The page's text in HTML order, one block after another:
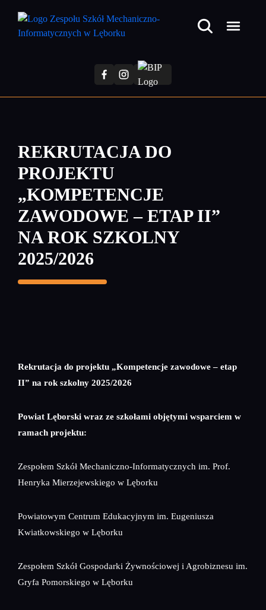
treści
REKRUTACJA DO
PROJEKTU
„KOMPETENCJE
ZAWODOWE – ETAP II”
NA ROK SZKOLNY
2025/2026
Rekrutacja do projektu „Kompetencje zawodowe – etap
II” na rok szkolny 2025/2026
Powiat Lęborski wraz ze szkołami objętymi wsparciem w
ramach projektu:
Zespołem Szkół Mechaniczno-Informatycznych im. Prof.
Henryka Mierzejewskiego w Lęborku
Powiatowym Centrum Edukacyjnym im. Eugeniusza
Kwiatkowskiego w Lęborku
Zespołem Szkół Gospodarki Żywnościowej i Agrobiznesu im.
Gryfa Pomorskiego w Lęborku